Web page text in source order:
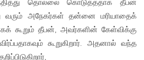
தொல்லை கொடுத்ததாக தீபன்
வரும் அநேகர்கள் தன்னை மரியாதைக்
கூறும் தீபன், அவர்களின் கேள்விக்கு
கூறுகிறார். அதனால் வந்த